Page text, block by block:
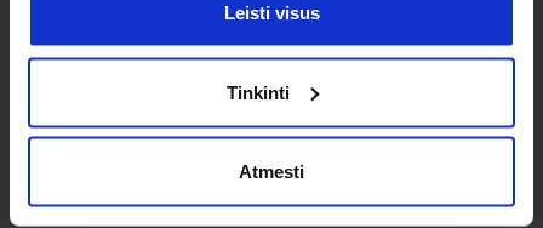
Leisti visus
Tinkinti
Atmesti